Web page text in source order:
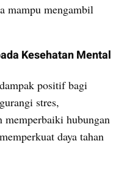
mampu mengambil
Kesehatan Mental
positif bagi
stres,
memperbaiki hubungan
daya tahan